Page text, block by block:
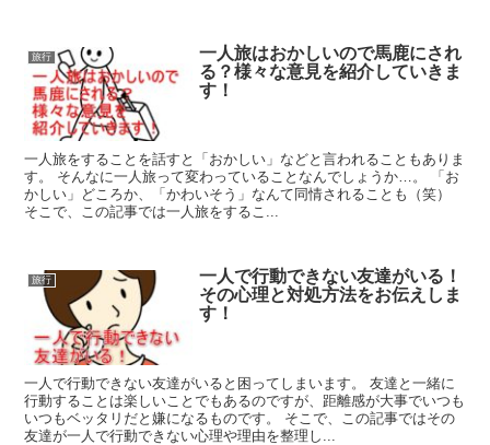
旅行
一人旅はおかしいので馬鹿にされ
る？様々な意見を紹介していきま
す！
一人旅をすることを話すと「おかしい」などと言われることもありま
す。 そんなに一人旅って変わっていることなんでしょうか…。 「お
かしい」どころか、「かわいそう」なんて同情されることも（笑）
そこで、この記事では一人旅をするこ...
旅行
一人で行動できない友達がいる！
その心理と対処方法をお伝えしま
す！
一人で行動できない友達がいると困ってしまいます。 友達と一緒に
行動することは楽しいことでもあるのですが、距離感が大事でいつも
いつもベッタリだと嫌になるものです。 そこで、この記事ではその
友達が一人で行動できない心理や理由を整理し...